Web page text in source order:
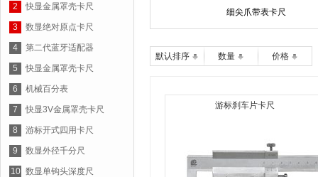
2 快显金属罩壳卡尺
3 数显绝对原点卡尺
4 第二代蓝牙适配器
5 快显金属罩壳卡尺
6 机械百分表
7 快显3V金属罩壳卡尺
8 游标开式四用卡尺
9 数显外径千分尺
10 数显单钩头深度尺
细尖爪带表卡尺
默认排序 数量 价格
游标刹车片卡尺